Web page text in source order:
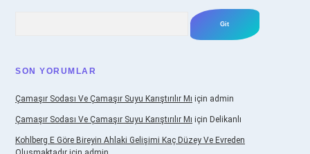
SON YORUMLAR
Çamaşır Sodası Ve Çamaşır Suyu Karıştırılır Mı için admin
Çamaşır Sodası Ve Çamaşır Suyu Karıştırılır Mı için Delikanlı
Kohlberg E Göre Bireyin Ahlaki Gelişimi Kaç Düzey Ve Evreden